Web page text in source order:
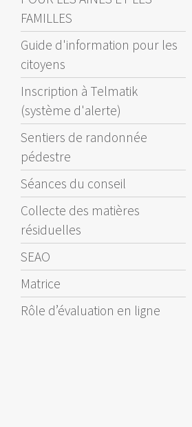
FAMILLES
Guide d'information pour les
citoyens
Inscription à Telmatik
(système d'alerte)
Sentiers de randonnée
pédestre
Séances du conseil
Collecte des matières
résiduelles
SEAO
Matrice
Rôle d’évaluation en ligne